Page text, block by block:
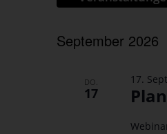
September 2026
DO.
17
17.